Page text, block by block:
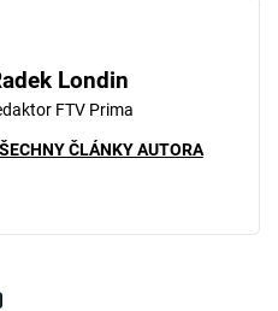
Londin
FTV Prima
ČLÁNKY AUTORA